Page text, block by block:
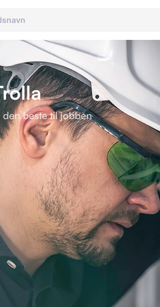
beste til jobben